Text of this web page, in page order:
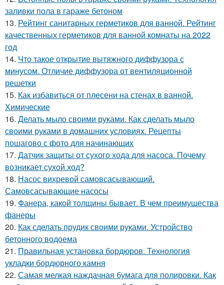
заливки пола в гараже бетоном
13. Рейтинг санитарных герметиков для ванной. Рейтинг
качественных герметиков для ванной комнаты на 2022
год
14. Что такое открытие вытяжного диффузора с
минусом. Отличие диффузора от вентиляционной
решетки
15. Как избавиться от плесени на стенах в ванной.
Химические
16. Делать мыло своими руками. Как сделать мыло
своими руками в домашних условиях. Рецепты
пошагово с фото для начинающих
17. Датчик защиты от сухого хода для насоса. Почему
возникает сухой ход?
18. Насос вихревой самовсасывающий.
Самовсасывающие насосы
19. Фанера, какой толщины бывает. В чем преимущества
фанеры
20. Как сделать прудик своими руками. Устройство
бетонного водоема
21. Правильная установка бордюров. Технология
укладки бордюрного камня
22. Самая мелкая наждачная бумага для полировки. Как